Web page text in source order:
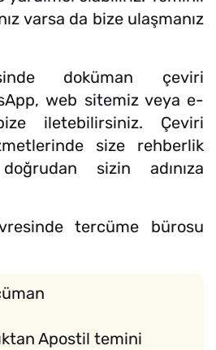
varsa da bize ulaşmanız
doküman çeviri
web sitemiz veya e-
iletebilirsiniz. Çeviri
size rehberlik
sizin adınıza
tercüme bürosu
Apostil temini